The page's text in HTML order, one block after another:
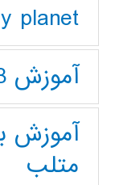
planet
آموزش MATLAB
آموزش
متلب